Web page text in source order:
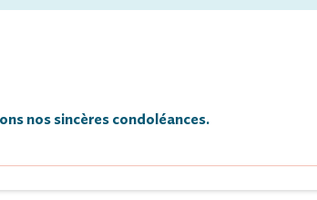
nos sincères condoléances.